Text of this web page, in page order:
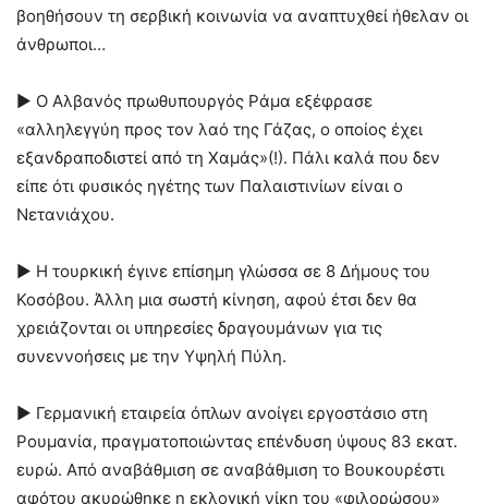
βοηθήσουν τη σερβική κοινωνία να αναπτυχθεί ήθελαν οι
άνθρωποι…
► Ο Αλβανός πρωθυπουργός Ράμα εξέφρασε
«αλληλεγγύη προς τον λαό της Γάζας, ο οποίος έχει
εξανδραποδιστεί από τη Χαμάς»(!). Πάλι καλά που δεν
είπε ότι φυσικός ηγέτης των Παλαιστινίων είναι ο
Νετανιάχου.
► Η τουρκική έγινε επίσημη γλώσσα σε 8 Δήμους του
Κοσόβου. Άλλη μια σωστή κίνηση, αφού έτσι δεν θα
χρειάζονται οι υπηρεσίες δραγουμάνων για τις
συνεννοήσεις με την Υψηλή Πύλη.
► Γερμανική εταιρεία όπλων ανοίγει εργοστάσιο στη
Ρουμανία, πραγματοποιώντας επένδυση ύψους 83 εκατ.
ευρώ. Από αναβάθμιση σε αναβάθμιση το Βουκουρέστι
αφότου ακυρώθηκε η εκλογική νίκη του «φιλορώσου»